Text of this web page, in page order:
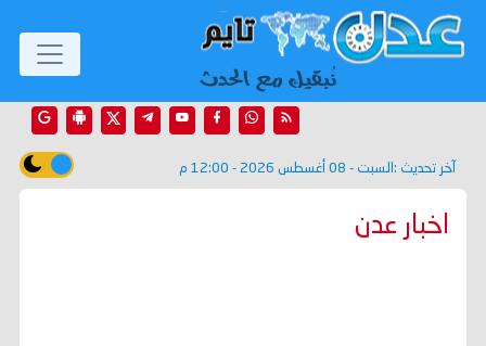
آخر تحديث : السبت - 08 أغسطس 2026 - 12:00 م
اخبار عدن